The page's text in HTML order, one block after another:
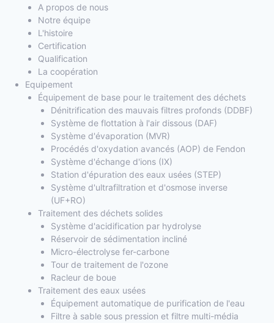
A propos de nous
Notre équipe
L'histoire
Certification
Qualification
La coopération
Equipement
Équipement de base pour le traitement des déchets
Dénitrification des mauvais filtres profonds (DDBF)
Système de flottation à l'air dissous (DAF)
Système d'évaporation (MVR)
Procédés d'oxydation avancés (AOP) de Fendon
Système d'échange d'ions (IX)
Station d'épuration des eaux usées (STEP)
Système d'ultrafiltration et d'osmose inverse
(UF+RO)
Traitement des déchets solides
Système d'acidification par hydrolyse
Réservoir de sédimentation incliné
Micro-électrolyse fer-carbone
Tour de traitement de l'ozone
Racleur de boue
Traitement des eaux usées
Équipement automatique de purification de l'eau
Filtre à sable sous pression et filtre multi-média